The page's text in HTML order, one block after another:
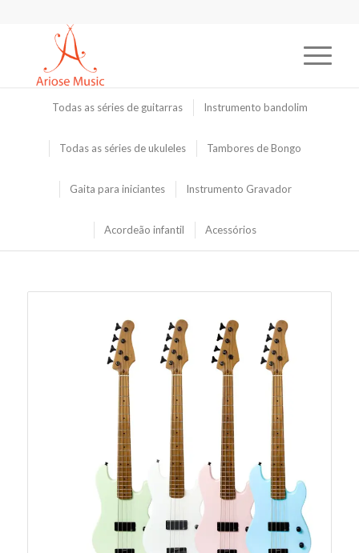
Todas as séries de guitarras Instrumento bandolim
Todas as séries de ukuleles Tambores de Bongo
Gaita para iniciantes Instrumento Gravador
Acordeão infantil Acessórios